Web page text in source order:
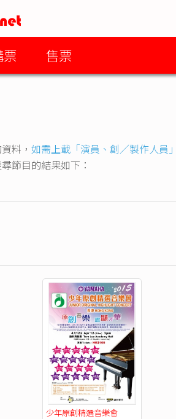
票 售票
料， 如需上載「演員、創／製作人員
節目的結果如下：
少年原創精選音樂會